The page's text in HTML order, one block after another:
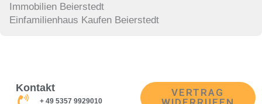
Immobilien Beierstedt
Einfamilienhaus Kaufen Beierstedt
Kontakt
+ 49 5357 9929010
VERTRAG